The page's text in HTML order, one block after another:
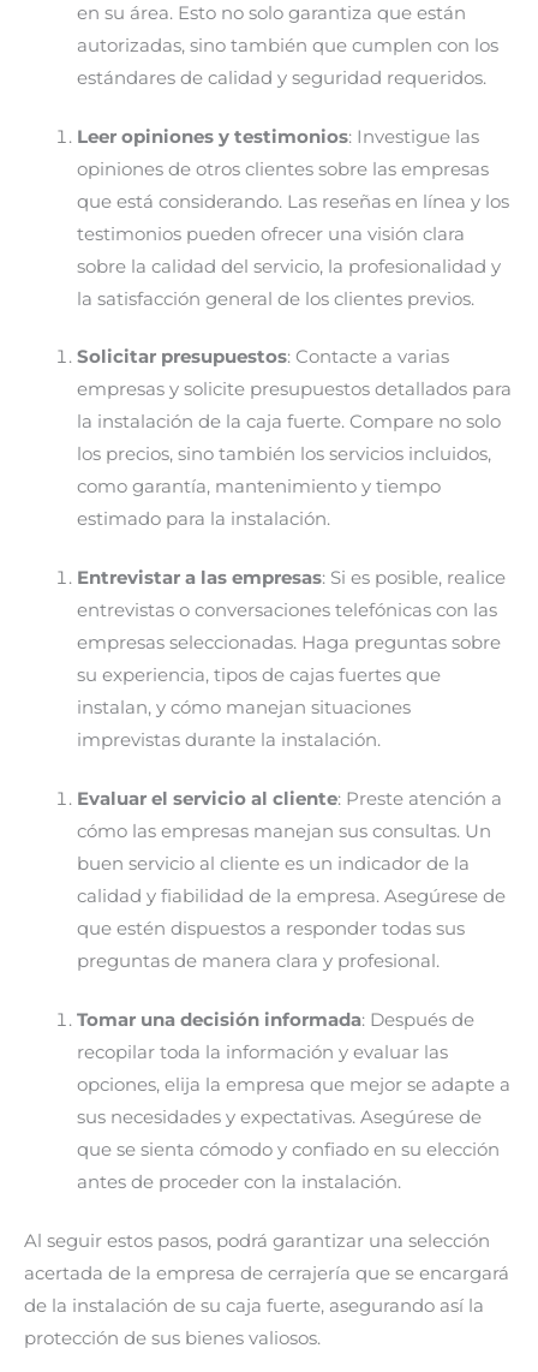
en su área. Esto no solo garantiza que están
autorizadas, sino también que cumplen con los
estándares de calidad y seguridad requeridos.
Leer opiniones y testimonios: Investigue las
opiniones de otros clientes sobre las empresas
que está considerando. Las reseñas en línea y los
testimonios pueden ofrecer una visión clara
sobre la calidad del servicio, la profesionalidad y
la satisfacción general de los clientes previos.
Solicitar presupuestos: Contacte a varias
empresas y solicite presupuestos detallados para
la instalación de la caja fuerte. Compare no solo
los precios, sino también los servicios incluidos,
como garantía, mantenimiento y tiempo
estimado para la instalación.
Entrevistar a las empresas: Si es posible, realice
entrevistas o conversaciones telefónicas con las
empresas seleccionadas. Haga preguntas sobre
su experiencia, tipos de cajas fuertes que
instalan, y cómo manejan situaciones
imprevistas durante la instalación.
Evaluar el servicio al cliente: Preste atención a
cómo las empresas manejan sus consultas. Un
buen servicio al cliente es un indicador de la
calidad y fiabilidad de la empresa. Asegúrese de
que estén dispuestos a responder todas sus
preguntas de manera clara y profesional.
Tomar una decisión informada: Después de
recopilar toda la información y evaluar las
opciones, elija la empresa que mejor se adapte a
sus necesidades y expectativas. Asegúrese de
que se sienta cómodo y confiado en su elección
antes de proceder con la instalación.
Al seguir estos pasos, podrá garantizar una selección
acertada de la empresa de cerrajería que se encargará
de la instalación de su caja fuerte, asegurando así la
protección de sus bienes valiosos.